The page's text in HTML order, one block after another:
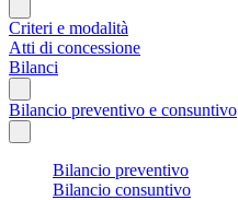
Criteri e modalità
Atti di concessione
Bilanci
Bilancio preventivo e consuntivo
Bilancio preventivo
Bilancio consuntivo